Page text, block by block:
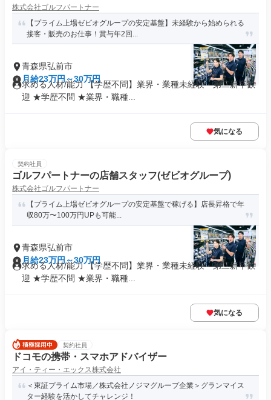
株式会社ゴルフパートナー
【プライム上場ゼビオグループの安定基盤】未経験から始められる
接客・販売のお仕事！賞与年2回...
青森県弘前市
月給23万円～30万円
求める人材/能力 【学歴不問】業界・業種未経験・第⼆新卒歓
迎 ★学歴不問 ★業界・職種...
気になる
契約社員
ゴルフパートナーの店舗スタッフ(ゼビオグループ)
株式会社ゴルフパートナー
【プライム上場ゼビオグループの安定基盤で稼げる】店長昇格で年
収80万〜100万円UPも可能...
青森県弘前市
月給23万円～30万円
求める人材/能力 【学歴不問】業界・業種未経験・第⼆新卒歓
迎 ★学歴不問 ★業界・職種...
気になる
契約社員
ドコモの携帯・スマホアドバイザー
アイ・ティー・エックス株式会社
＜東証プライム市場／株式会社ノジマグループ企業＞グランマイス
ター経験を活かしてチャレンジ！